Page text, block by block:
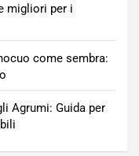
migliori per i
come sembra:
Agrumi: Guida per